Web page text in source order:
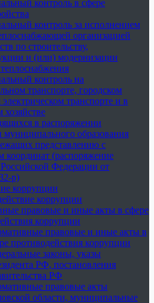
контроль в сфере
контроль за исполнением
организацией
по строительству,
и (или) модернизации
контроль на
транспорте, городском
транспорте и в
в распоряжении
образования
представлению с
координат (распоряжение
Федерации от
р)
коррупции
коррупции
правовые и иные акты в сфере
коррупции
правовые и иные акты в
противодействия коррупции
законы, указы
РФ, постановления
РФ
правовые акты
области, муниципальные